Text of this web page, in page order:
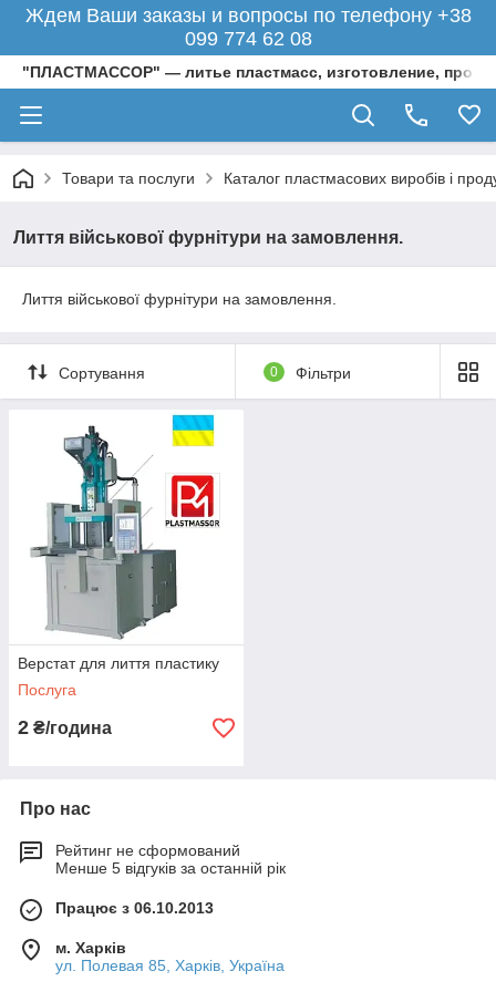
Ждем Ваши заказы и вопросы по телефону +38
099 774 62 08
"ПЛАСТМАССОР" — литье пластмасс, изготовление,
Товари та послуги Каталог пластмасових виробів і
Лиття військової фурнітури на замовлення.
Лиття військової фурнітури на замовлення.
Сортування 0 Фільтри
Верстат для лиття пластику
Послуга
2 ₴/година
Про нас
Рейтинг не сформований
Менше 5 відгуків за останній рік
Працює з 06.10.2013
м. Харків
ул. Полевая 85, Харків, Україна